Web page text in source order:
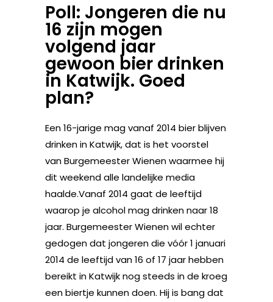
Poll: Jongeren die nu
16 zijn mogen
volgend jaar
gewoon bier drinken
in Katwijk. Goed
plan?
Een 16-jarige mag vanaf 2014 bier blijven
drinken in Katwijk, dat is het voorstel
van Burgemeester Wienen waarmee hij
dit weekend alle landelijke media
haalde.Vanaf 2014 gaat de leeftijd
waarop je alcohol mag drinken naar 18
jaar. Burgemeester Wienen wil echter
gedogen dat jongeren die vóór 1 januari
2014 de leeftijd van 16 of 17 jaar hebben
bereikt in Katwijk nog steeds in de kroeg
een biertje kunnen doen. Hij is bang dat